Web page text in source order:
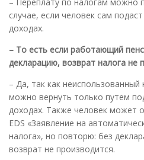
– Переплату по налогам можно
случае, если человек сам
доходах.
– То есть если работающий
декларацию, возврат налога не
– Да, так как
можно вернуть только путем
доходах. Также человек может
EDS «Заявление на
налога», но повторю: без
возврат не производится.